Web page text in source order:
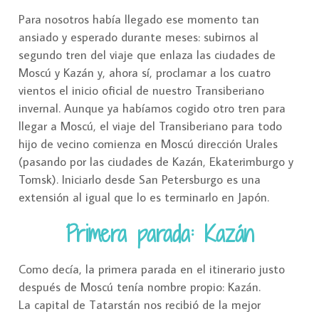
Para nosotros había llegado ese momento tan
ansiado y esperado durante meses: subirnos al
segundo tren del viaje que enlaza las ciudades de
Moscú y Kazán y, ahora sí, proclamar a los cuatro
vientos el inicio oficial de nuestro Transiberiano
invernal. Aunque ya habíamos cogido otro tren para
llegar a Moscú, el viaje del Transiberiano para todo
hijo de vecino comienza en Moscú dirección Urales
(pasando por las ciudades de Kazán, Ekaterimburgo y
Tomsk). Iniciarlo desde San Petersburgo es una
extensión al igual que lo es terminarlo en Japón.
Primera parada: Kazán
Como decía, la primera parada en el itinerario justo
después de Moscú tenía nombre propio: Kazán.
La capital de Tatarstán nos recibió de la mejor